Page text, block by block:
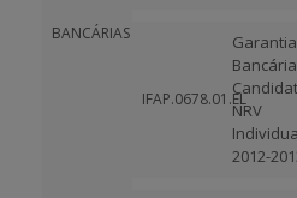
BANCÁRIAS
IFAP.0678.01.EL
Garantia
Bancária
NRV
2012-